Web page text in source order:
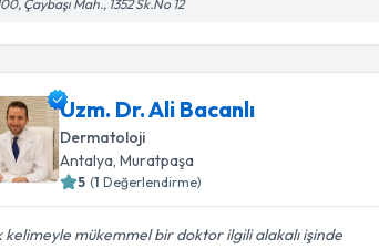
Çaybaşı Mah., 1352 Sk.No 12
Uzm. Dr. Ali Bacanlı
Dermatoloji
Antalya ,Muratpaşa
5 (1 Değerlendirme)
kelimeyle mükemmel bir doktor ilgili alakalı işinde